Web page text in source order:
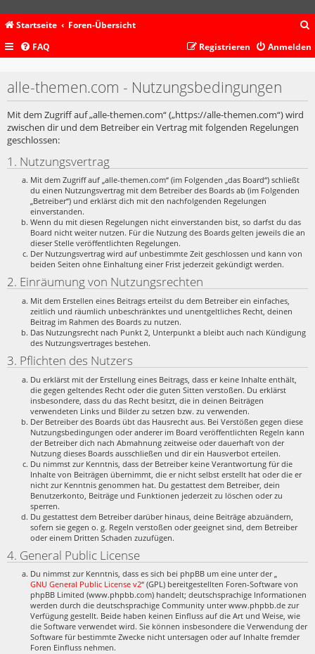
Startseite Foren-Übersicht
c
FAQ Anmelden
Registrieren
alle-themen.com - Nutzungsbedingungen
Mit dem Zugriff auf „alle-themen.com“ („https://alle-themen.com“) wird
zwischen dir und dem Betreiber ein Vertrag mit folgenden Regelungen
geschlossen:
1. Nutzungsvertrag
Mit dem Zugriff auf „alle-themen.com“ (im Folgenden „das Board“) schließt
du einen Nutzungsvertrag mit dem Betreiber des Boards ab (im Folgenden
„Betreiber“) und erklärst dich mit den nachfolgenden Regelungen
einverstanden.
Wenn du mit diesen Regelungen nicht einverstanden bist, so darfst du das
Board nicht weiter nutzen. Für die Nutzung des Boards gelten jeweils die an
dieser Stelle veröffentlichten Regelungen.
Der Nutzungsvertrag wird auf unbestimmte Zeit geschlossen und kann von
beiden Seiten ohne Einhaltung einer Frist jederzeit gekündigt werden.
2. Einräumung von Nutzungsrechten
Mit dem Erstellen eines Beitrags erteilst du dem Betreiber ein einfaches,
zeitlich und räumlich unbeschränktes und unentgeltliches Recht, deinen
Beitrag im Rahmen des Boards zu nutzen.
Das Nutzungsrecht nach Punkt 2, Unterpunkt a bleibt auch nach Kündigung
des Nutzungsvertrages bestehen.
3. Pflichten des Nutzers
Du erklärst mit der Erstellung eines Beitrags, dass er keine Inhalte enthält,
die gegen geltendes Recht oder die guten Sitten verstoßen. Du erklärst
insbesondere, dass du das Recht besitzt, die in deinen Beiträgen
verwendeten Links und Bilder zu setzen bzw. zu verwenden.
Der Betreiber des Boards übt das Hausrecht aus. Bei Verstößen gegen diese
Nutzungsbedingungen oder anderer im Board veröffentlichten Regeln kann
der Betreiber dich nach Abmahnung zeitweise oder dauerhaft von der
Nutzung dieses Boards ausschließen und dir ein Hausverbot erteilen.
Du nimmst zur Kenntnis, dass der Betreiber keine Verantwortung für die
Inhalte von Beiträgen übernimmt, die er nicht selbst erstellt hat oder die er
nicht zur Kenntnis genommen hat. Du gestattest dem Betreiber, dein
Benutzerkonto, Beiträge und Funktionen jederzeit zu löschen oder zu
sperren.
Du gestattest dem Betreiber darüber hinaus, deine Beiträge abzuändern,
sofern sie gegen o. g. Regeln verstoßen oder geeignet sind, dem Betreiber
oder einem Dritten Schaden zuzufügen.
4. General Public License
Du nimmst zur Kenntnis, dass es sich bei phpBB um eine unter der „
GNU General Public License v2“ (GPL) bereitgestellten Foren-Software von
phpBB Limited (www.phpbb.com) handelt; deutschsprachige Informationen
werden durch die deutschsprachige Community unter www.phpbb.de zur
Verfügung gestellt. Beide haben keinen Einfluss auf die Art und Weise, wie
die Software verwendet wird. Sie können insbesondere die Verwendung der
Software für bestimmte Zwecke nicht untersagen oder auf Inhalte fremder
Foren Einfluss nehmen.